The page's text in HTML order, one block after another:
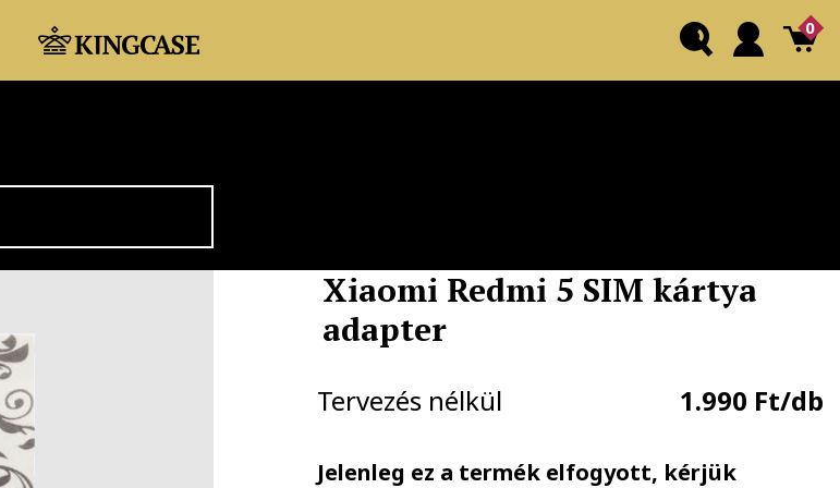
0
Xiaomi Redmi 5 SIM kártya
adapter
Tervezés nélkül 1.990 Ft/db
Jelenleg ez a termék elfogyott, kérjük